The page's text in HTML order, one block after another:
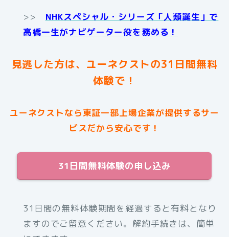
>> NHKスペシャル・シリーズ「人類誕生」で
高橋一生がナビゲーター役を務める！
見逃した方は、ユーネクストの31日間無料
体験で！
ユーネクストなら東証一部上場企業が提供するサー
ビスだから安心です！
31日間無料体験の申し込み
31日間の無料体験期間を経過すると有料となり
ますのでご留意ください。解約手続きは、簡単